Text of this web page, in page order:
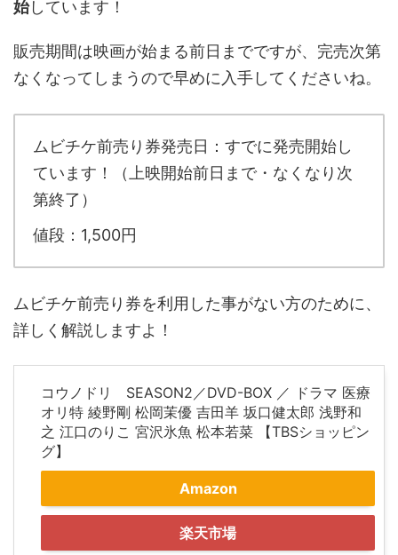
始しています！
販売期間は映画が始まる前日までですが、完売次第
なくなってしまうので早めに入手してくださいね。
ムビチケ前売り券発売日：すでに発売開始し
ています！（上映開始前日まで・なくなり次
第終了）
値段：1,500円
ムビチケ前売り券を利用した事がない方のために、
詳しく解説しますよ！
コウノドリ SEASON2／DVD-BOX ／ ドラマ 医療
オリ特 綾野剛 松岡茉優 吉田羊 坂口健太郎 浅野和
之 江口のりこ 宮沢氷魚 松本若菜 【TBSショッピン
グ】
Amazon
楽天市場